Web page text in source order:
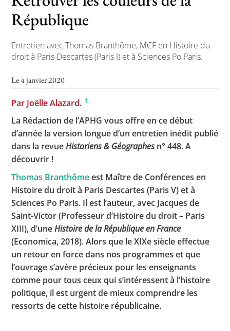
République
Entretien avec Thomas Branthôme, MCF en Histoire du
droit à Paris Descartes (Paris I) et à Sciences Po Paris.
Le 4 janvier 2020
Par Joëlle Alazard. 1
La Rédaction de l’APHG vous offre en ce début
d’année la version longue d’un entretien inédit publié
dans la revueHistoriens & Géographesn° 448. A
découvrir !
Thomas Branthômeest Maître de Conférences en
Histoire du droit à Paris Descartes (Paris V) et à
Sciences Po Paris. Il est l’auteur, avec Jacques de
Saint-Victor (Professeur d’Histoire du droit – Paris
XIII), d’uneHistoire de la République en France
(Economica, 2018). Alors que le XIXe siècle effectue
un retour en force dans nos programmes et que
l’ouvrage s’avère précieux pour les enseignants
comme pour tous ceux qui s’intéressent à l’histoire
politique, il est urgent de mieux comprendre les
ressorts de cette histoire républicaine.